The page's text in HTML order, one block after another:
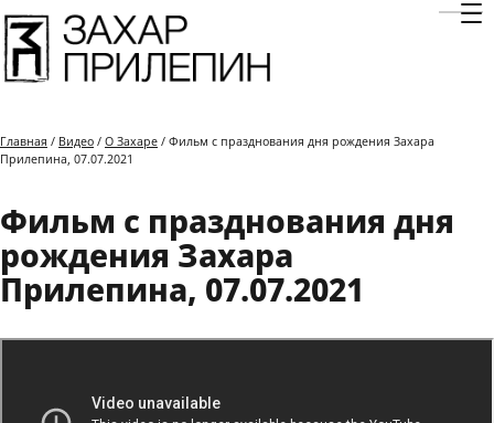
Главная / Видео / О Захаре / Фильм с празднования дня рождения Захара
Прилепина, 07.07.2021
Фильм с празднования дня
рождения Захара
Прилепина, 07.07.2021